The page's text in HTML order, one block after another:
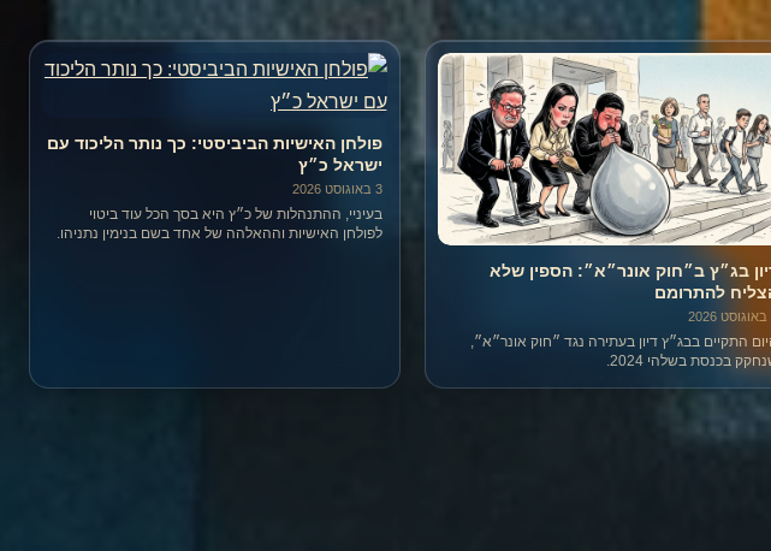
בג״ץ ב״חוק אונר״א״: הספין שלא
להתרומם
התקיים בבג״ץ דיון בעתירה נגד ״חוק אונר״א״,
בכנסת בשלהי 2024.
פולחן האישיות הביביסטי: כך נותר הליכוד עם
ישראל כ״ץ
3 באוגוסט 2026
בעיניי, ההתנהלות של כ״ץ היא בסך הכל עוד ביטוי
לפולחן האישיות וההאלהה של אחד בשם בנימין נתניהו.